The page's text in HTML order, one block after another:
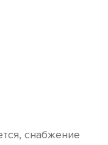
снабжение